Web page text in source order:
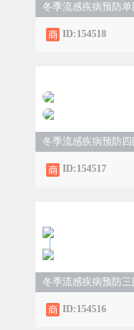
冬季流感疾病预防
ID:154518
冬季流感疾病预防
ID:154517
冬季流感疾病预防
ID:154516